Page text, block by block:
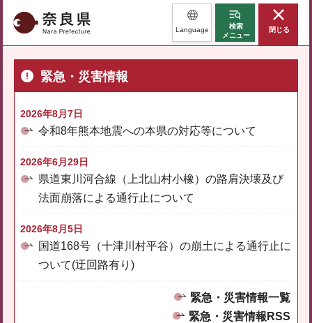
奈良県 Language
検索
メニュー
閉じる
緊急・災害情報
2026年8月7日
令和8年熊本地震への本県の対応等について
2026年6月29日
県道東川河合線（上北山村小橡）の路肩決壊及び
法面崩落による通行止について
2026年8月5日
国道168号（十津川村平谷）の崩土による通行止に
ついて(迂回路有り)
緊急・災害情報一覧
緊急・災害情報RSS